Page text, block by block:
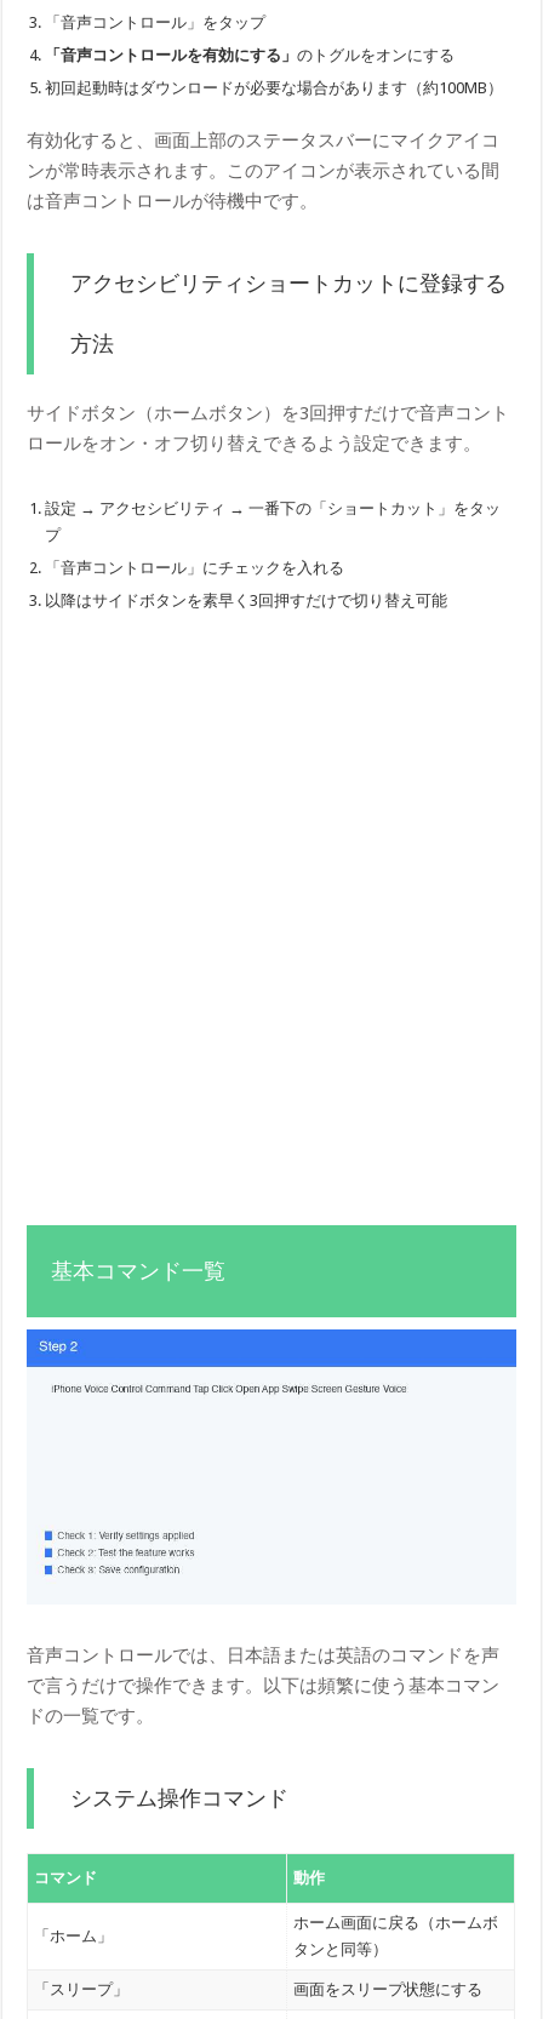
「音声コントロール」をタップ
「音声コントロールを有効にする」のトグルをオンにする
初回起動時はダウンロードが必要な場合があります（約100MB）
有効化すると、画面上部のステータスバーにマイクアイコ
ンが常時表示されます。このアイコンが表示されている間
は音声コントロールが待機中です。
アクセシビリティショートカットに登録する
方法
サイドボタン（ホームボタン）を3回押すだけで音声コント
ロールをオン・オフ切り替えできるよう設定できます。
設定 → アクセシビリティ → 一番下の「ショートカット」をタッ
プ
「音声コントロール」にチェックを入れる
以降はサイドボタンを素早く3回押すだけで切り替え可能
基本コマンド一覧
音声コントロールでは、日本語または英語のコマンドを声
で言うだけで操作できます。以下は頻繁に使う基本コマン
ドの一覧です。
システム操作コマンド
コマンド 動作
「ホーム」
ホーム画面に戻る（ホームボ
タンと同等）
「スリープ」 画面をスリープ状態にする